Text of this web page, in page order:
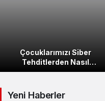
Çocuklarımızı Siber
Tehditlerden Nasıl
Koruyabiliriz?
Yeni Haberler